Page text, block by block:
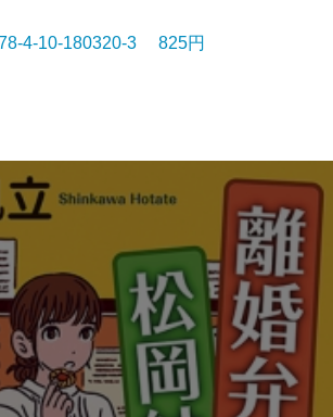
4-10-180320-3 825円